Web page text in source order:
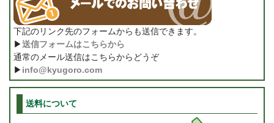
下記のリンク先のフォームからも送信できます。
▶送信フォームはこちらから
通常のメール送信はこちらからどうぞ
▶ info@kyugoro.com
送料について